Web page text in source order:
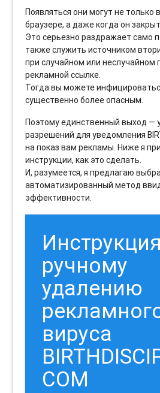
Появляться они могут не только
браузере, а даже когда он
Это серьезно раздражает само
также служить источником
при случайном или неслучайном
рекламной ссылке.
Тогда вы можете
существенно более опасным.
Поэтому единственный выход —
разрешений для уведомления
на показ вам рекламы. Ниже я
инструкции, как это сделать.
И, разумеется, я предлагаю
автоматизированный метод
эффективности.
ручному
удалению
вируса
COM